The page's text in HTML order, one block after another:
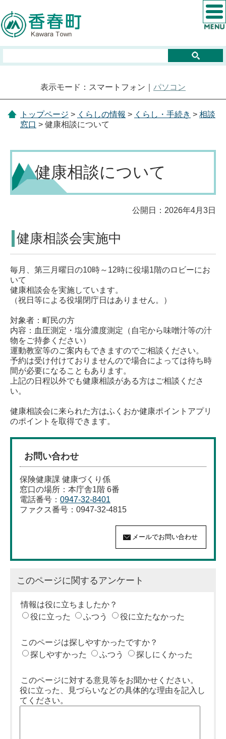
表示モード：スマートフォン｜ パソコン
トップページ > くらしの情報 > くらし・手続き > 相談
窓口 > 健康相談について
健康相談について
公開日：2026年4月3日
健康相談会実施中
毎月、第三月曜日の10時～12時に役場1階のロビーにお
いて
健康相談会を実施しています。
（祝日等による役場閉庁日はありません。）
対象者：町民の方
内容：血圧測定・塩分濃度測定（自宅から味噌汁等の汁
物をご持参ください）
運動教室等のご案内もできますのでご相談ください。
予約は受け付けておりませんので場合によっては待ち時
間が必要になることもあります。
上記の日程以外でも健康相談がある方はご相談くださ
い。
健康相談会に来られた方はふくおか健康ポイントアプリ
のポイントを取得できます。
お問い合わせ
保険健康課 健康づくり係
窓口の場所：本庁舎1階 6番
電話番号： 0947-32-8401
ファクス番号：0947-32-4815
このページに関するアンケート
情報は役に立ちましたか？
役に立った
ふつう 役に立たなかった
このページは探しやすかったですか？
探しやすかった
ふつう 探しにくかった
このページに対する意見等をお聞かせください。
役に立った、見づらいなどの具体的な理由を記入し
てください。